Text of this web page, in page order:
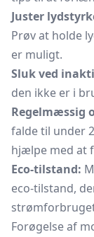
Juster
Prøv at holde
er muligt.
Sluk ved
den ikke er i
Regelmæssig
falde til under
hjælpe med at
Eco-tilstand:
eco-tilstand,
Forøgelse af